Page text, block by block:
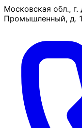
Московская обл.,
Промышленный, д.